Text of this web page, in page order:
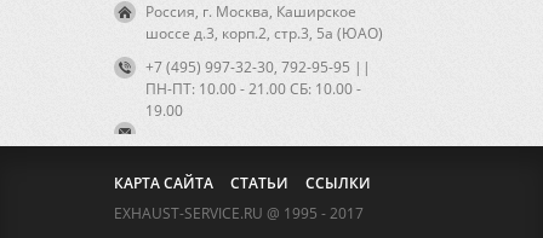
Россия, г. Москва, Каширское
шоссе д.3, корп.2, стр.3, 5а (ЮАО)
+7 (495) 997-32-30, 792-95-95 ||
ПН-ПТ: 10.00 - 21.00 CБ: 10.00 -
19.00
КАРТА САЙТА СТАТЬИ
ССЫЛКИ
EXHAUST-SERVICE.RU @ 1995 - 2017